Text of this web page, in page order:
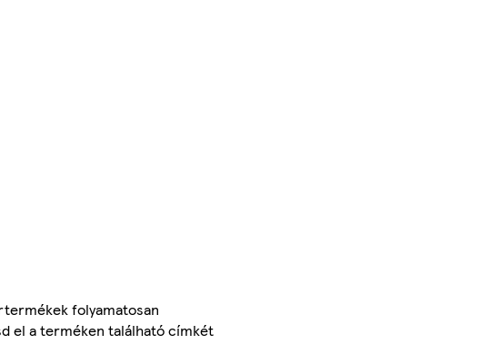
folyamatosan
el a terméken található címkét